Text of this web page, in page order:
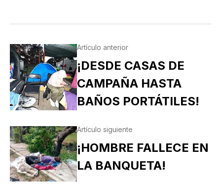
Artículo anterior
¡DESDE CASAS DE
CAMPAÑA HASTA
BAÑOS PORTÁTILES!
Artículo siguiente
¡HOMBRE FALLECE EN
LA BANQUETA!